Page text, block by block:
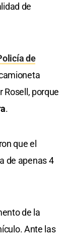
de
de
Rosell, porque
.
que el
de apenas 4
de la
Ante las